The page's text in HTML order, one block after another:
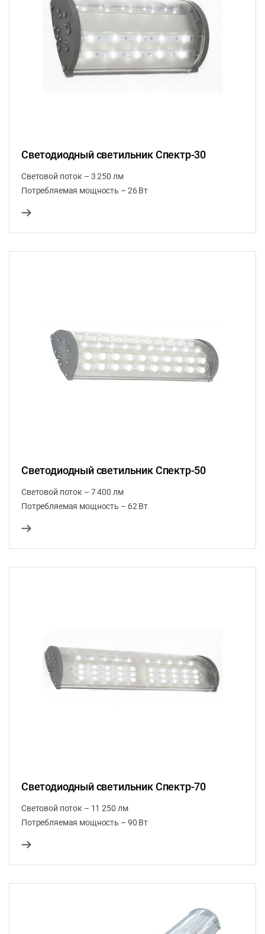
Светодиодный светильник Спектр-30
Световой поток – 3 250 лм
Потребляемая мощность – 26 Вт
Светодиодный светильник Спектр-50
Световой поток – 7 400 лм
Потребляемая мощность – 62 Вт
Светодиодный светильник Спектр-70
Световой поток – 11 250 лм
Потребляемая мощность – 90 Вт